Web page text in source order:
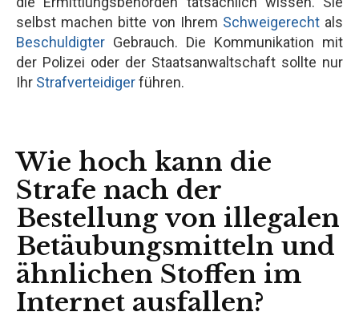
selbst machen bitte von Ihrem Schweigerechtals
Beschuldigter Gebrauch. Die Kommunikation mit
der Polizei oder der Staatsanwaltschaft sollte nur
Ihr Strafverteidigerführen.
Wie hoch kann die
Strafe nach der
Bestellung von illegalen
Betäubungsmitteln und
ähnlichen Stoffen im
Internet ausfallen?